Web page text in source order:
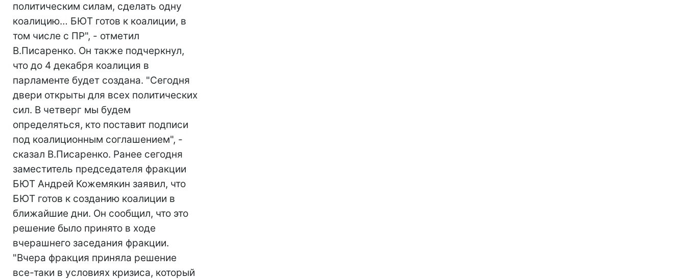
политическим силам, сделать одну
коалицию… БЮТ готов к коалиции, в
том числе с ПР", - отметил
В.Писаренко. Он также подчеркнул,
что до 4 декабря коалиция в
парламенте будет создана. "Сегодня
двери открыты для всех политических
сил. В четверг мы будем
определяться, кто поставит подписи
под коалиционным соглашением", -
сказал В.Писаренко. Ранее сегодня
заместитель председателя фракции
БЮТ Андрей Кожемякин заявил, что
БЮТ готов к созданию коалиции в
ближайшие дни. Он сообщил, что это
решение было принято в ходе
вчерашнего заседания фракции.
"Вчера фракция приняла решение
все-таки в условиях кризиса, который